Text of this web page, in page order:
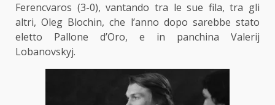
Ferencvaros (3-0), vantando tra le sue fila, tra gli
altri, Oleg Blochin, che l’anno dopo sarebbe stato
eletto Pallone d’Oro, e in panchina Valerij
Lobanovskyj.